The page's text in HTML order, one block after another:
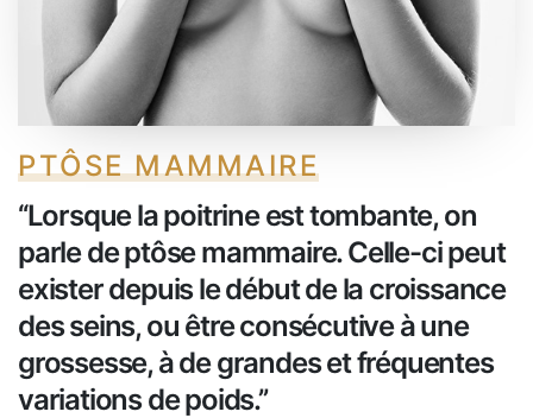
PTÔSE MAMMAIRE
‘‘Lorsque la poitrine est tombante, on
parle de ptôse mammaire. Celle-ci peut
exister depuis le début de la croissance
des seins, ou être consécutive à une
grossesse, à de grandes et fréquentes
variations de poids.’’